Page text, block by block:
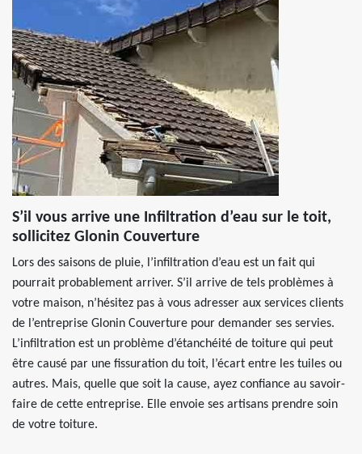
S’il vous arrive une Infiltration d’eau sur le toit,
sollicitez Glonin Couverture
Lors des saisons de pluie, l’infiltration d’eau est un fait qui
pourrait probablement arriver. S’il arrive de tels problèmes à
votre maison, n’hésitez pas à vous adresser aux services clients
de l’entreprise Glonin Couverture pour demander ses servies.
L’infiltration est un problème d’étanchéité de toiture qui peut
être causé par une fissuration du toit, l’écart entre les tuiles ou
autres. Mais, quelle que soit la cause, ayez confiance au savoir-
faire de cette entreprise. Elle envoie ses artisans prendre soin
de votre toiture.